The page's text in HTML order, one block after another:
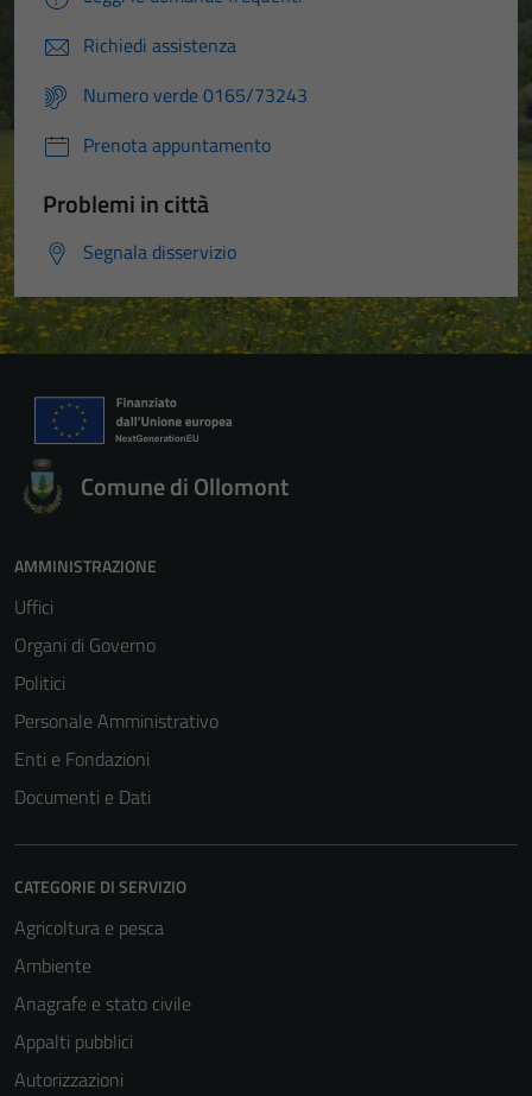
Richiedi assistenza
Numero verde 0165/73243
Prenota appuntamento
Problemi in città
Segnala disservizio
Comune di Ollomont
AMMINISTRAZIONE
Uffici
Organi di Governo
Politici
Personale Amministrativo
Enti e Fondazioni
Documenti e Dati
CATEGORIE DI SERVIZIO
Agricoltura e pesca
Ambiente
Anagrafe e stato civile
Appalti pubblici
Autorizzazioni